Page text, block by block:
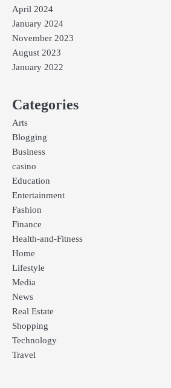
April 2024
January 2024
November 2023
August 2023
January 2022
Categories
Arts
Blogging
Business
casino
Education
Entertainment
Fashion
Finance
Health-and-Fitness
Home
Lifestyle
Media
News
Real Estate
Shopping
Technology
Travel